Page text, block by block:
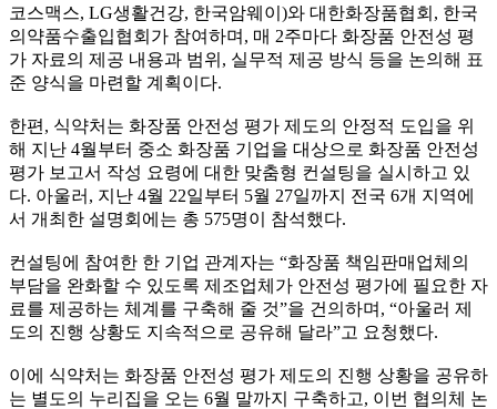
코스맥스, LG생활건강, 한국암웨이)와 대한화장품협회, 한국
의약품수출입협회가 참여하며, 매 2주마다 화장품 안전성 평
가 자료의 제공 내용과 범위, 실무적 제공 방식 등을 논의해 표
준 양식을 마련할 계획이다.
한편, 식약처는 화장품 안전성 평가 제도의 안정적 도입을 위
해 지난 4월부터 중소 화장품 기업을 대상으로 화장품 안전성
평가 보고서 작성 요령에 대한 맞춤형 컨설팅을 실시하고 있
다. 아울러, 지난 4월 22일부터 5월 27일까지 전국 6개 지역에
서 개최한 설명회에는 총 575명이 참석했다.
컨설팅에 참여한 한 기업 관계자는 “화장품 책임판매업체의
부담을 완화할 수 있도록 제조업체가 안전성 평가에 필요한 자
료를 제공하는 체계를 구축해 줄 것”을 건의하며, “아울러 제
도의 진행 상황도 지속적으로 공유해 달라”고 요청했다.
이에 식약처는 화장품 안전성 평가 제도의 진행 상황을 공유하
는 별도의 누리집을 오는 6월 말까지 구축하고, 이번 협의체 논